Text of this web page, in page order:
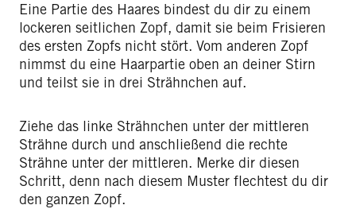
Eine Partie des Haares bindest du dir zu einem
lockeren seitlichen Zopf, damit sie beim Frisieren
des ersten Zopfs nicht stört. Vom anderen Zopf
nimmst du eine Haarpartie oben an deiner Stirn
und teilst sie in drei Strähnchen auf.
Ziehe das linke Strähnchen unter der mittleren
Strähne durch und anschließend die rechte
Strähne unter der mittleren. Merke dir diesen
Schritt, denn nach diesem Muster flechtest du dir
den ganzen Zopf.